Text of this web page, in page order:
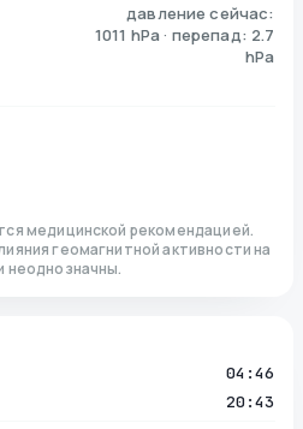
давление сейчас:
1011 hPa · перепад: 2.7
hPa
медицинской рекомендацией.
геомагнитной активности на
неоднозначны.
04:46
20:43